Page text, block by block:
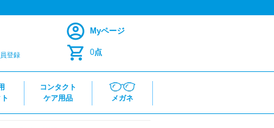
登録
Myページ
0点
コンタクト
ケア用品
メガネ